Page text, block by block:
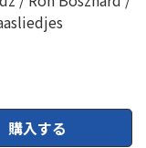
購入する